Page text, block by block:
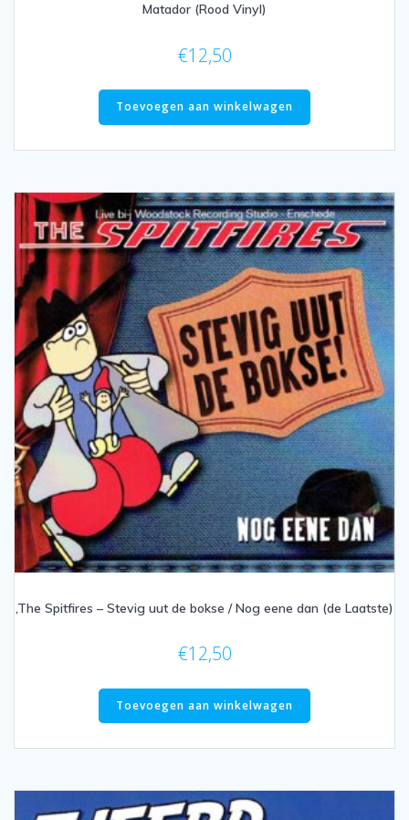
Matador (Rood Vinyl)
€12,50
Toevoegen aan winkelwagen
,The Spitfires – Stevig uut de bokse / Nog eene dan (de Laatste)
€12,50
Toevoegen aan winkelwagen